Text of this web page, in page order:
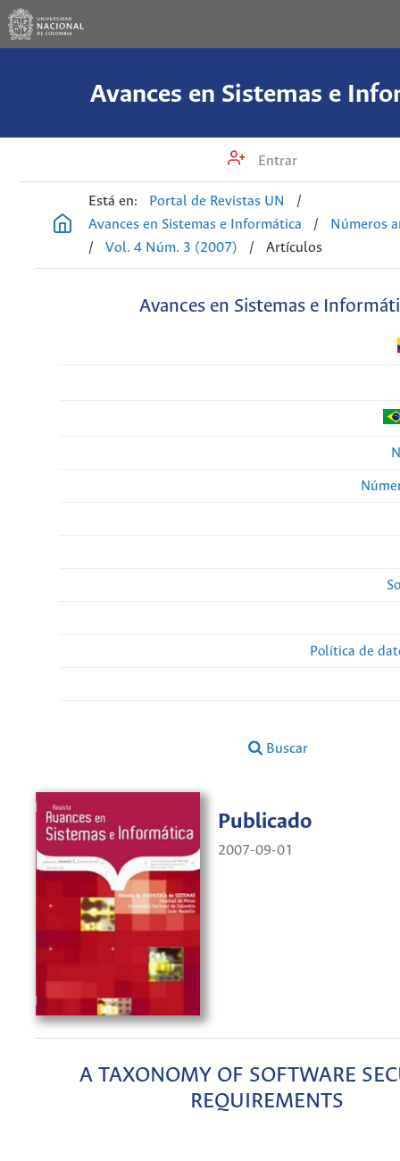
Avances en Sistemas e
Entrar
Está en: Portal de Revistas UN
/
Avances en Sistemas e Informática
/
Números
/
Vol. 4 Núm. 3 (2007) / Artículos
Avances en Sistemas e
Política de
Buscar
Publicado
2007-09-01
A TAXONOMY OF SOFTWARE
REQUIREMENTS